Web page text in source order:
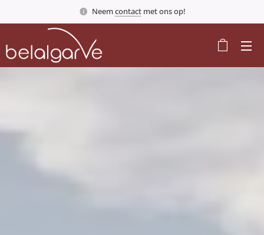
Neemcontactmet ons op!